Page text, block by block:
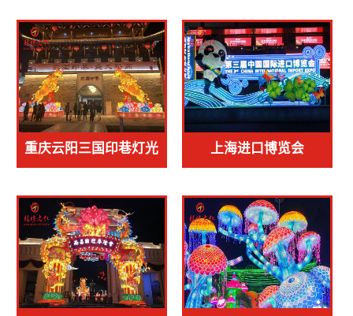
重庆云阳三国印巷灯光 上海进口博览会